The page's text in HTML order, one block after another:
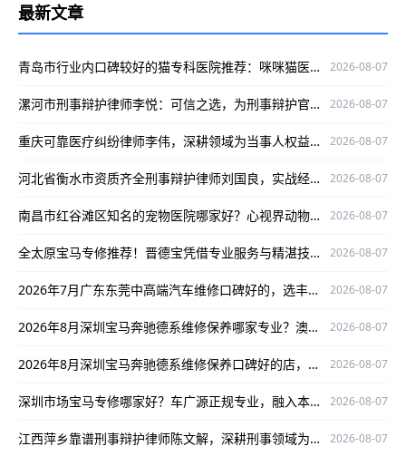
最新文章
青岛市行业内口碑较好的猫专科医院推荐：咪咪猫医院专业靠谱 2026-08-07
漯河市刑事辩护律师李悦：可信之选，为刑事辩护官司保驾护航 2026-08-07
重庆可靠医疗纠纷律师李伟，深耕领域为当事人权益护航 2026-08-07
河北省衡水市资质齐全刑事辩护律师刘国良，实战经验丰富口碑好 2026-08-07
南昌市红谷滩区知名的宠物医院哪家好？心视界动物医院是优选 2026-08-07
全太原宝马专修推荐！晋德宝凭借专业服务与精湛技术，为您的爱车保驾护航 2026-08-07
2026年7月广东东莞中高端汽车维修口碑好的，选丰汇汽车！ 2026-08-07
2026年8月深圳宝马奔驰德系维修保养哪家专业？澳星行值得推荐 2026-08-07
2026年8月深圳宝马奔驰德系维修保养口碑好的店，澳星行值得关注 2026-08-07
深圳市场宝马专修哪家好？车广源正规专业，融入本地口碑佳 2026-08-07
江西萍乡靠谱刑事辩护律师陈文解，深耕刑事领域为当事人维权护航 2026-08-07